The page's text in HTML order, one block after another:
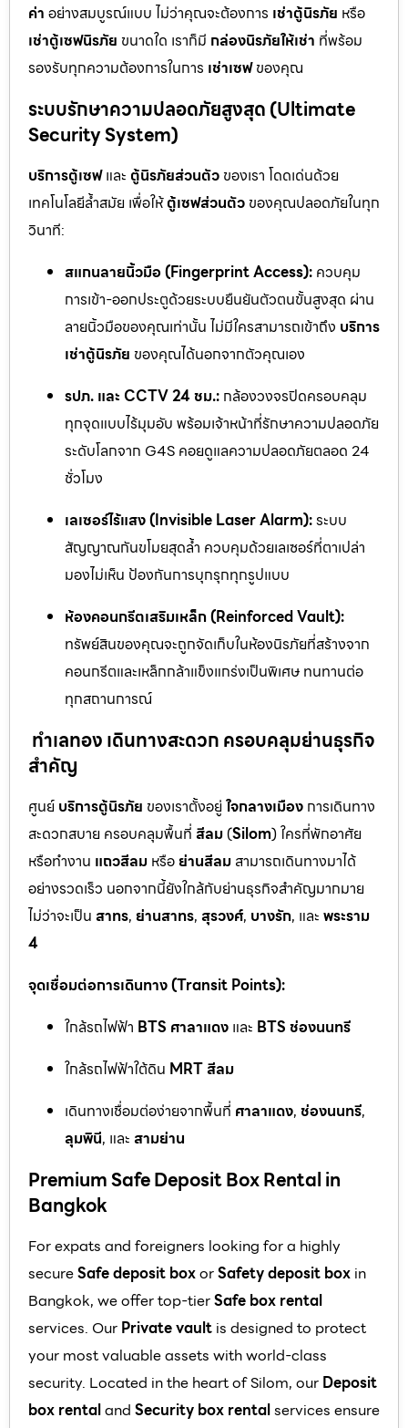
ค่า อย่างสมบูรณ์แบบ ไม่ว่าคุณจะต้องการ เช่าตู้นิรภัย หรือ
เช่าตู้เซฟนิรภัย ขนาดใด เราก็มี กล่องนิรภัยให้เช่า ที่พร้อม
รองรับทุกความต้องการในการ เช่าเซฟของคุณ
ระบบรักษาความปลอดภัยสูงสุด (Ultimate
Security System)
บริการตู้เซฟและ ตู้นิรภัยส่วนตัว ของเรา โดดเด่นด้วย
เทคโนโลยีล้ำสมัย เพื่อให้ตู้เซฟส่วนตัว ของคุณปลอดภัยในทุก
วินาที:
สแกนลายนิ้วมือ (Fingerprint Access): ควบคุม
การเข้า-ออกประตูด้วยระบบยืนยันตัวตนขั้นสูงสุด ผ่าน
ลายนิ้วมือของคุณเท่านั้น ไม่มีใครสามารถเข้าถึง บริการ
เช่าตู้นิรภัย ของคุณได้นอกจากตัวคุณเอง
รปภ. และ CCTV 24 ชม.: กล้องวงจรปิดครอบคลุม
ทุกจุดแบบไร้มุมอับ พร้อมเจ้าหน้าที่รักษาความปลอดภัย
ระดับโลกจาก G4S คอยดูแลความปลอดภัยตลอด 24
ชั่วโมง
เลเซอร์ไร้แสง (Invisible Laser Alarm):ระบบ
สัญญาณกันขโมยสุดล้ำ ควบคุมด้วยเลเซอร์ที่ตาเปล่า
มองไม่เห็น ป้องกันการบุกรุกทุกรูปแบบ
ห้องคอนกรีตเสริมเหล็ก (Reinforced Vault):
ทรัพย์สินของคุณจะถูกจัดเก็บในห้องนิรภัยที่สร้างจาก
คอนกรีตและเหล็กกล้าแข็งแกร่งเป็นพิเศษ ทนทานต่อ
ทุกสถานการณ์
ทำเลทอง เดินทางสะดวก ครอบคลุมย่านธุรกิจ
สำคัญ
ศูนย์ บริการตู้นิรภัย ของเราตั้งอยู่ ใจกลางเมือง การเดินทาง
สะดวกสบาย ครอบคลุมพื้นที่ สีลม(Silom) ใครที่พักอาศัย
หรือทำงาน แถวสีลม หรือย่านสีลม สามารถเดินทางมาได้
อย่างรวดเร็ว นอกจากนี้ยังใกล้กับย่านธุรกิจสำคัญมากมาย
ไม่ว่าจะเป็น สาทร, ย่านสาทร, สุรวงศ์, บางรัก, และ พระราม
4
จุดเชื่อมต่อการเดินทาง (Transit Points):
ใกล้รถไฟฟ้า BTS ศาลาแดง และ BTS ช่องนนทรี
ใกล้รถไฟฟ้าใต้ดิน MRT สีลม
เดินทางเชื่อมต่อง่ายจากพื้นที่ ศาลาแดง, ช่องนนทรี,
ลุมพินี, และ สามย่าน
Premium Safe Deposit Box Rental in
Bangkok
For expats and foreigners looking for a highly
secureSafe deposit boxorSafety deposit box in
Bangkok, we offer top-tierSafe box rental
services. Our Private vault is designed to protect
your most valuable assets with world-class
security. Located in the heart of Silom, our Deposit
box rentaland Security box rentalservices ensure